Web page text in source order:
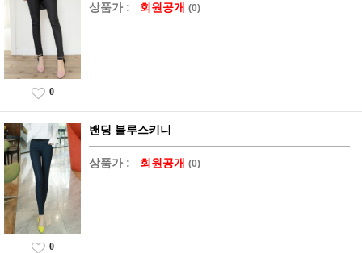
상품가 : 회원공개 (0)
0
밴딩 블루스키니
상품가 : 회원공개 (0)
0